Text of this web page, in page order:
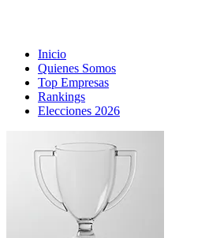
Inicio
Quienes Somos
Top Empresas
Rankings
Elecciones 2026